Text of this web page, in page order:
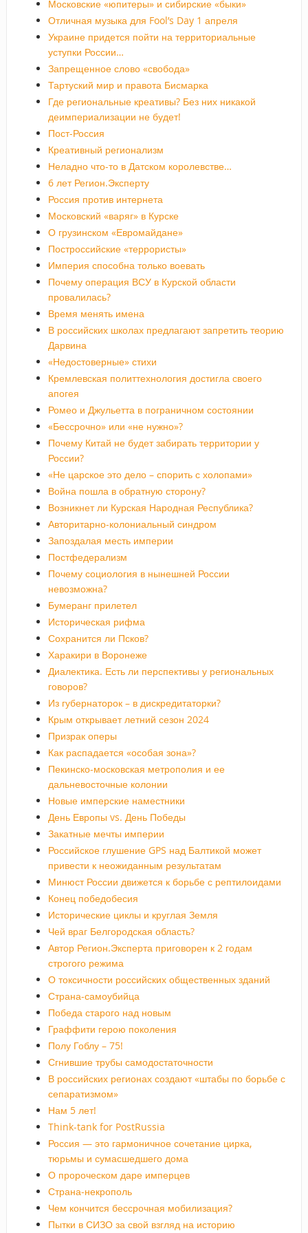
Московские «юпитеры» и сибирские «быки»
Отличная музыка для Fool’s Day 1 апреля
Украине придется пойти на территориальные
уступки России…
Запрещенное слово «свобода»
Тартуский мир и правота Бисмарка
Где региональные креативы? Без них никакой
деимпериализации не будет!
Пост-Россия
Креативный регионализм
Неладно что-то в Датском королевстве…
6 лет Регион.Эксперту
Россия против интернета
Московский «варяг» в Курске
О грузинском «Евромайдане»
Построссийские «террористы»
Империя способна только воевать
Почему операция ВСУ в Курской области
провалилась?
Время менять имена
В российских школах предлагают запретить теорию
Дарвина
«Недостоверные» стихи
Кремлевская политтехнология достигла своего
апогея
Ромео и Джульетта в пограничном состоянии
«Бессрочно» или «не нужно»?
Почему Китай не будет забирать территории у
России?
«Не царское это дело – спорить с холопами»
Война пошла в обратную сторону?
Возникнет ли Курская Народная Республика?
Авторитарно-колониальный синдром
Запоздалая месть империи
Постфедерализм
Почему социология в нынешней России
невозможна?
Бумеранг прилетел
Историческая рифма
Сохранится ли Псков?
Харакири в Воронеже
Диалектика. Есть ли перспективы у региональных
говоров?
Из губернаторок – в дискредитаторки?
Крым открывает летний сезон 2024
Призрак оперы
Как распадается «особая зона»?
Пекинско-московская метрополия и ее
дальневосточные колонии
Новые имперские наместники
День Европы vs. День Победы
Закатные мечты империи
Российское глушение GPS над Балтикой может
привести к неожиданным результатам
Минюст России движется к борьбе с рептилоидами
Конец победобесия
Исторические циклы и круглая Земля
Чей враг Белгородская область?
Автор Регион.Эксперта приговорен к 2 годам
строгого режима
О токсичности российских общественных зданий
Страна-самоубийца
Победа старого над новым
Граффити герою поколения
Полу Гоблу – 75!
Сгнившие трубы самодостаточности
В российских регионах создают «штабы по борьбе с
сепаратизмом»
Нам 5 лет!
Think-tank for PostRussia
Россия — это гармоничное сочетание цирка,
тюрьмы и сумасшедшего дома
О пророческом даре имперцев
Страна-некрополь
Чем кончится бессрочная мобилизация?
Пытки в СИЗО за свой взгляд на историю